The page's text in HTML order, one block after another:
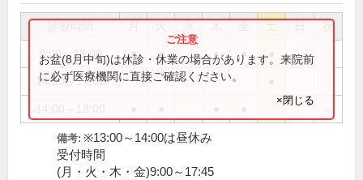
祝
9:00～13:00 ● ● ● ●
14:00～17:00
お盆(8月中旬)は休診・休業の場合があります。来院前
に必ず医療機関に直接ご確認ください。
×閉じる
備考: ※13:00～14:00は昼休み
受付時間
(月・火・木・金)9:00～17:45